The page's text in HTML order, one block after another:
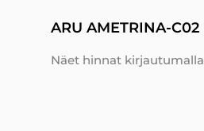
ARU AMETRINA-C02
Näet hinnat kirjautumalla